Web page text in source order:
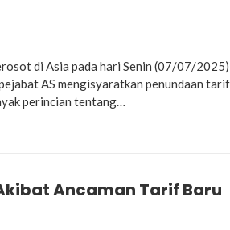
di Asia pada hari Senin (07/07/
AS mengisyaratkan penundaan tarif
perincian tentang…
Ancaman Tarif Baru